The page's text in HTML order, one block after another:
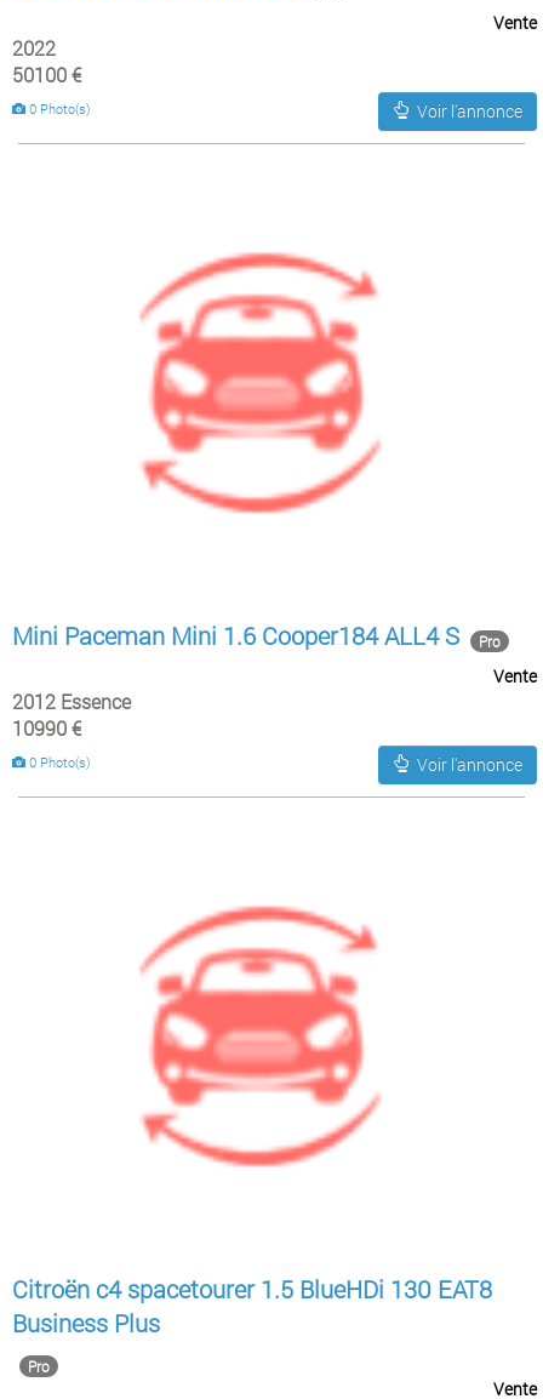
Vente
2022
50100 €
Voir l'annonce
0 Photo(s)
Mini Paceman Mini 1.6 Cooper184 ALL4 S Pro
Vente
2012 Essence
10990 €
Voir l'annonce
0 Photo(s)
Citroën c4 spacetourer 1.5 BlueHDi 130 EAT8
Business Plus
Pro
Vente